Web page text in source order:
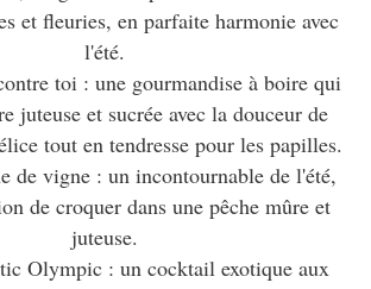
et fleuries, en parfaite harmonie avec
l'été.
toi : une gourmandise à boire qui
juteuse et sucrée avec la douceur de
tout en tendresse pour les papilles.
de vigne : un incontournable de l'été,
de croquer dans une pêche mûre et
juteuse.
Olympic : un cocktail exotique aux